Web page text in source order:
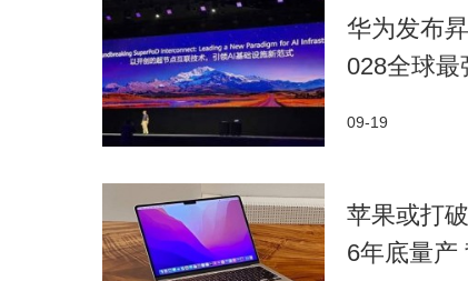
华为发布
028全球最
09-19
苹果或打
6年底量产